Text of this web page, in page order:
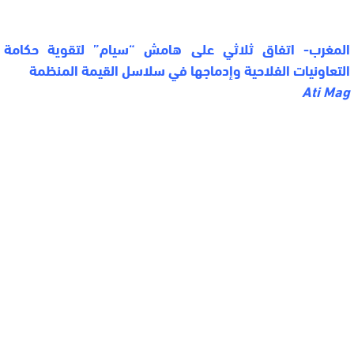
المغرب- اتفاق ثلاثي على هامش “سيام” لتقوية حكامة
التعاونيات الفلاحية وإدماجها في سلاسل القيمة المنظمة
Ati Mag